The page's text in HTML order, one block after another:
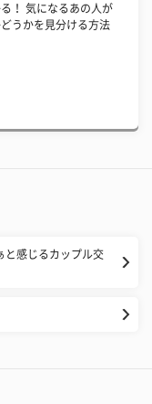
！ 気になるあの人が
どうかを見分ける方法
と感じるカップル交